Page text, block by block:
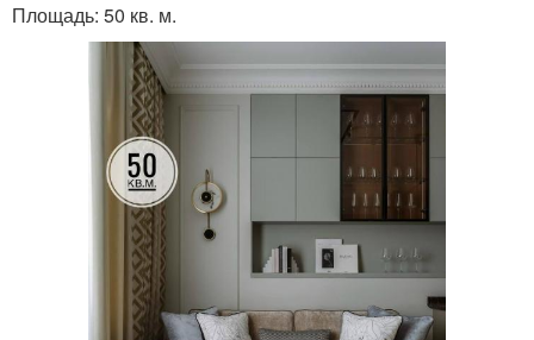
Площадь: 50 кв. м.